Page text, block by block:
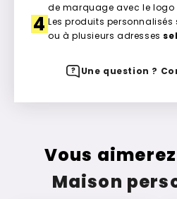
de marquage avec le logo
4Les produits
ou à plusieurs adresses
Une question ?
Vous
Maison